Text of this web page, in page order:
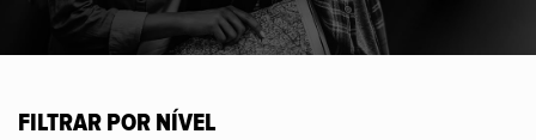
FILTRAR POR NÍVEL